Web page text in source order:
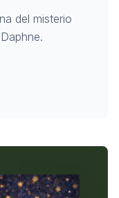
del misterio